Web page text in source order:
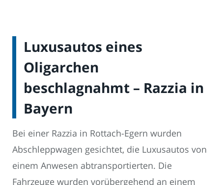
Luxusautos eines
Oligarchen
beschlagnahmt – Razzia in
Bayern
Bei einer Razzia in Rottach-Egern wurden
Abschleppwagen gesichtet, die Luxusautos von
einem Anwesen abtransportierten. Die
Fahrzeuge wurden vorübergehend an einem